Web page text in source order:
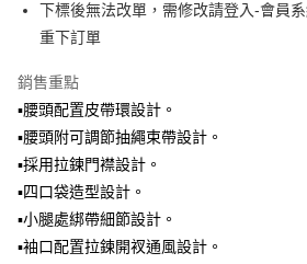
悠遊付
ATM付款
全家取貨付款
每筆NT$60，滿NT$1,500(含以上)免運費
7-11取貨付款
下標後無法改單，需修改請登入-會員
重下訂單
銷售重點
▪️腰頭配置皮帶環設計。
▪️腰頭附可調節抽繩束帶設計。
▪️採用拉鍊門襟設計。
▪️四口袋造型設計。
▪️小腿處綁帶細節設計。
▪️袖口配置拉鍊開衩通風設計。